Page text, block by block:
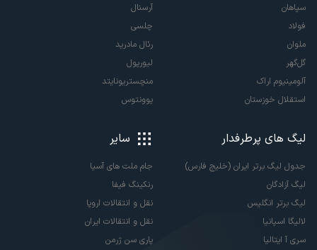
سپاهان
فولاد
ملوان
گل‌گهر
آلومینیوم اراک
استقلال خوزستان
آرسنال
چلسی
رئال مادرید
لیورپول
منچستریونایتد
یوونتوس
لیگ های پرطرفدار
جدول لیگ برتر ایران (خلیج فارس)
لیگ آزادگان
لیگ برتر انگلیس
لالیگا اسپانیا
سری آ ایتالیا
سایر
جام ملت های آسیا
رنکینگ فیفا
نقل و انتقالات اروپا
نقل و انتقالات ایران
پاری سن ژرمن